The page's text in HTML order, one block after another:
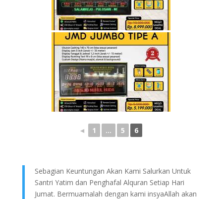
◄ 1 ... 5 6
Sebagian Keuntungan Akan Kami Salurkan Untuk
Santri Yatim dan Penghafal Alquran Setiap Hari
Jumat. Bermuamalah dengan kami insyaAllah akan